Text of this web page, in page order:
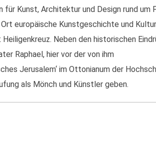
für Kunst, Architektur und Design rund um
europäische Kunstgeschichte und
Neben den historischen
Raphael, hier vor der von ihm
Jerusalem‘ im Ottonianum der
als Mönch und Künstler geben.